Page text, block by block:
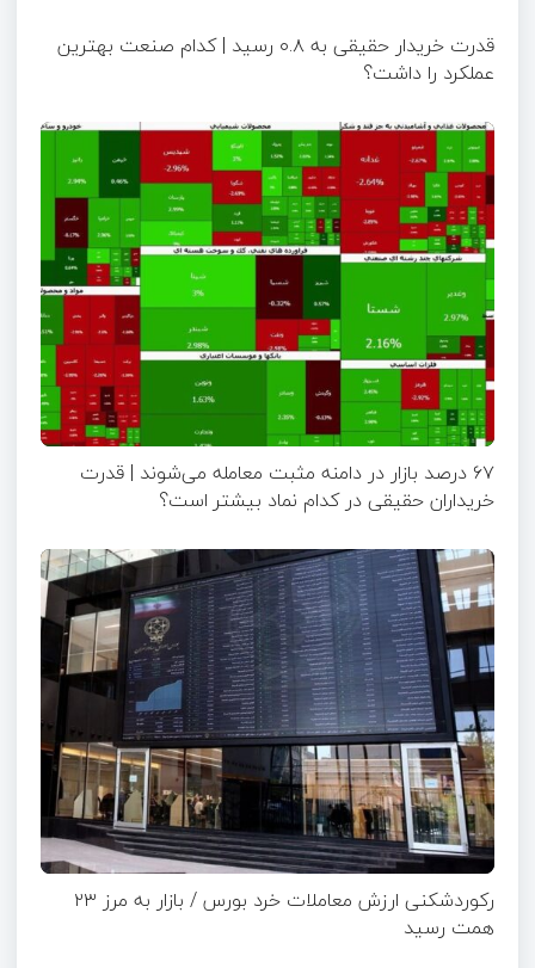
قدرت خریدار حقیقی به ۰.۸ رسید | کدام صنعت بهترین
عملکرد را داشت؟
۶۷ درصد بازار در دامنه مثبت معامله می‌شوند | قدرت
خریداران حقیقی در کدام نماد بیشتر است؟
رکوردشکنی ارزش معاملات خرد بورس / بازار به مرز ۲۳
همت رسید